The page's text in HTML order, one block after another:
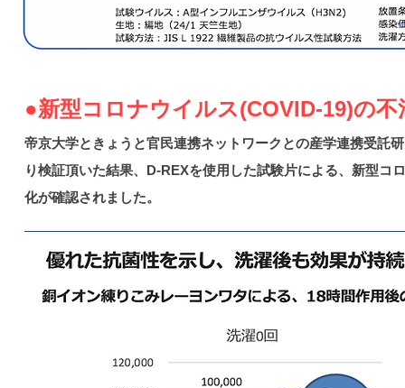
●新型コロナウイルス(COVID-19)の
帝京大学ときょうと官民連携ネットワークとの産学連携受託
り検証頂いた結果、D-REXを使用した試験片による、新型
化が確認されました。